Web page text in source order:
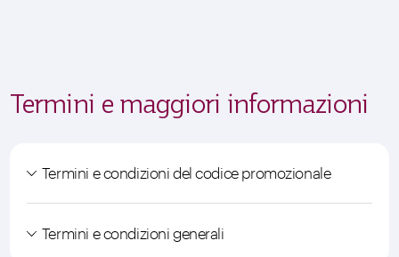
Termini e maggiori informazioni
Termini e condizioni del codice promozionale
Termini e condizioni generali